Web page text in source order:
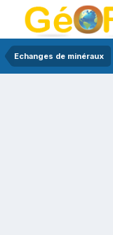
Echanges de minéraux